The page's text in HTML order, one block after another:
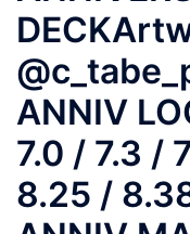
ANNIV
7.0 / 7.3 /
8.25 /